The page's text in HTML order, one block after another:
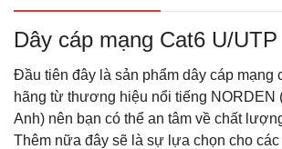
Dây cáp mạng Cat6 U/
Đầu tiên đây là sản phẩm dây cáp mạng
hãng từ thương hiệu nổi tiếng NORDEN
Anh) nên bạn có thể an tâm về chất
Thêm nữa đây sẽ là sự lựa chọn cho